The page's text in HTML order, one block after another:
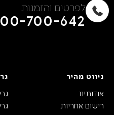
לפרטים והזמנות
700-642
ניווט מהיר
אודותינו
רישום אחריות